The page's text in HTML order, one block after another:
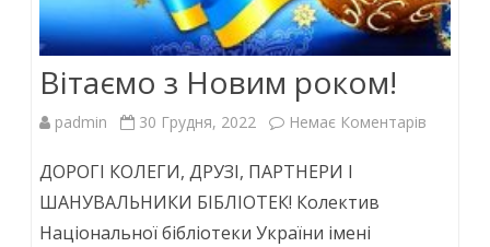
Вітаємо з Новим роком!
padmin 30 Грудня, 2022 Немає Коментарів
ДОРОГІ КОЛЕГИ, ДРУЗІ, ПАРТНЕРИ І
ШАНУВАЛЬНИКИ БІБЛІОТЕК! Колектив
Національної бібліотеки України імені